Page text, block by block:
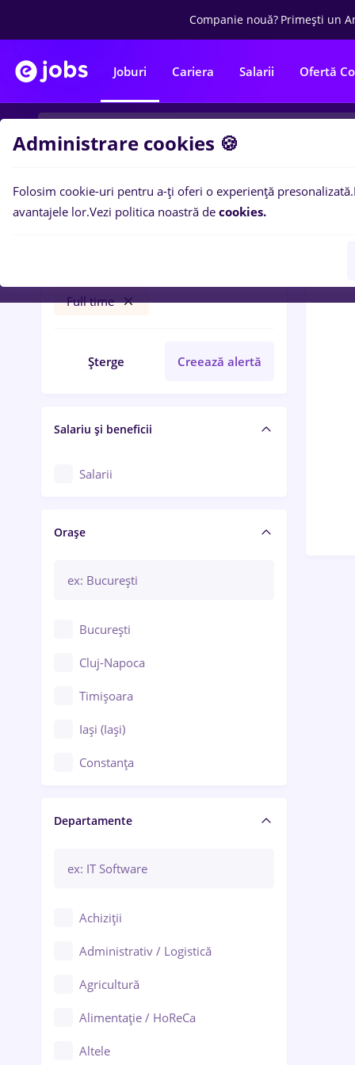
Companie nouă? Primești un
Joburi Cariera Salarii Ofertă
Filtre
Full time
Șterge Creează alertă
Salariu și beneficii
Salarii
Orașe
București
Cluj-Napoca
Timișoara
Iași (Iași)
Constanța
Brașov
Bacău
Galați (Galați)
Ploiești
Departamente
Achiziții
Administrativ / Logistică
Agricultură
Alimentație / HoReCa
Altele
0
Administrare cookies 🍪
Folosim cookie-uri pentru a-ți oferi o experiență presonalizată.
avantajele lor.Vezi politica noastră de cookies.